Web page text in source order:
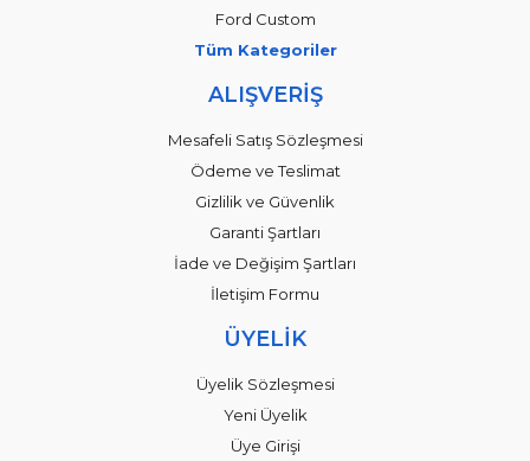
Ford Custom
Tüm Kategoriler
ALIŞVERİŞ
Mesafeli Satış Sözleşmesi
Ödeme ve Teslimat
Gizlilik ve Güvenlik
Garanti Şartları
İade ve Değişim Şartları
İletişim Formu
ÜYELİK
Üyelik Sözleşmesi
Yeni Üyelik
Üye Girişi